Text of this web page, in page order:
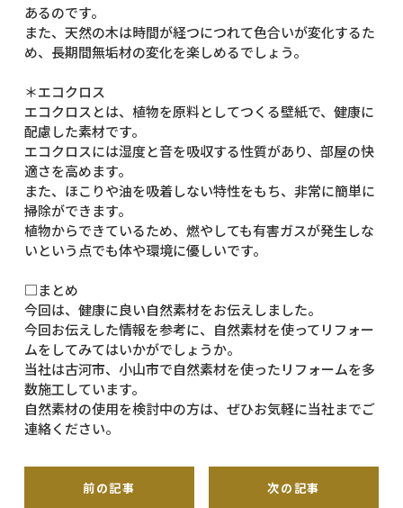
あるのです。
また、天然の木は時間が経つにつれて色合いが変化するた
め、長期間無垢材の変化を楽しめるでしょう。
＊エコクロス
エコクロスとは、植物を原料としてつくる壁紙で、健康に
配慮した素材です。
エコクロスには湿度と音を吸収する性質があり、部屋の快
適さを高めます。
また、ほこりや油を吸着しない特性をもち、非常に簡単に
掃除ができます。
植物からできているため、燃やしても有害ガスが発生しな
いという点でも体や環境に優しいです。
□まとめ
今回は、健康に良い自然素材をお伝えしました。
今回お伝えした情報を参考に、自然素材を使ってリフォー
ムをしてみてはいかがでしょうか。
当社は古河市、小山市で自然素材を使ったリフォームを多
数施工しています。
自然素材の使用を検討中の方は、ぜひお気軽に当社までご
連絡ください。
前の記事 次の記事